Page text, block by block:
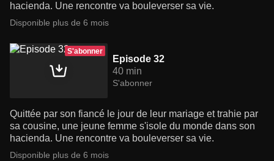
hacienda. Une rencontre va bouleverser sa vie.
Disponible plus de 6 mois
S'abonner
Episode 32
40 min
S'abonner
Quittée par son fiancé le jour de leur mariage et trahie par
sa cousine, une jeune femme s'isole du monde dans son
hacienda. Une rencontre va bouleverser sa vie.
Disponible plus de 6 mois